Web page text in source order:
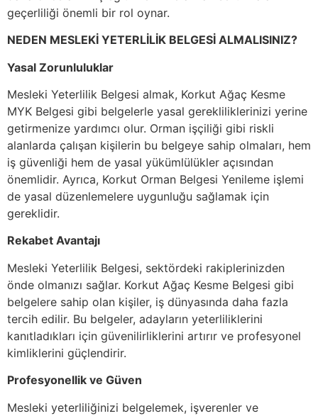
geçerliliği önemli bir rol oynar.
NEDEN MESLEKİ YETERLİLİK BELGESİ ALMALISINIZ?
Yasal Zorunluluklar
Mesleki Yeterlilik Belgesi almak, Korkut Ağaç Kesme
MYK Belgesi gibi belgelerle yasal gerekliliklerinizi yerine
getirmenize yardımcı olur. Orman işçiliği gibi riskli
alanlarda çalışan kişilerin bu belgeye sahip olmaları, hem
iş güvenliği hem de yasal yükümlülükler açısından
önemlidir. Ayrıca, Korkut Orman Belgesi Yenileme işlemi
de yasal düzenlemelere uygunluğu sağlamak için
gereklidir.
Rekabet Avantajı
Mesleki Yeterlilik Belgesi, sektördeki rakiplerinizden
önde olmanızı sağlar. Korkut Ağaç Kesme Belgesi gibi
belgelere sahip olan kişiler, iş dünyasında daha fazla
tercih edilir. Bu belgeler, adayların yeterliliklerini
kanıtladıkları için güvenilirliklerini artırır ve profesyonel
kimliklerini güçlendirir.
Profesyonellik ve Güven
Mesleki yeterliliğinizi belgelemek, işverenler ve